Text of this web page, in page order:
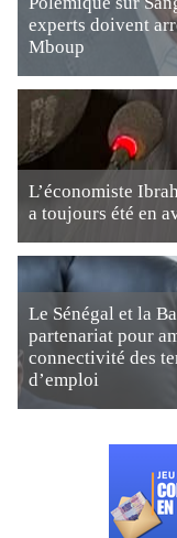
experts doivent
Mboup
L’économiste
a toujours été en
Le Sénégal et la
partenariat pour
connectivité des
d’emploi